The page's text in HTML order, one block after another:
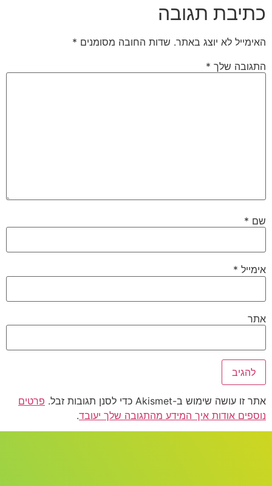
כתיבת תגובה
האימייל לא יוצג באתר. שדות החובה מסומנים *
התגובה שלך *
שם *
אימייל *
אתר
אתר זו עושה שימוש ב-Akismet כדי לסנן תגובות זבל.
פרטים
נוספים אודות איך המידע מהתגובה שלך יעובד.